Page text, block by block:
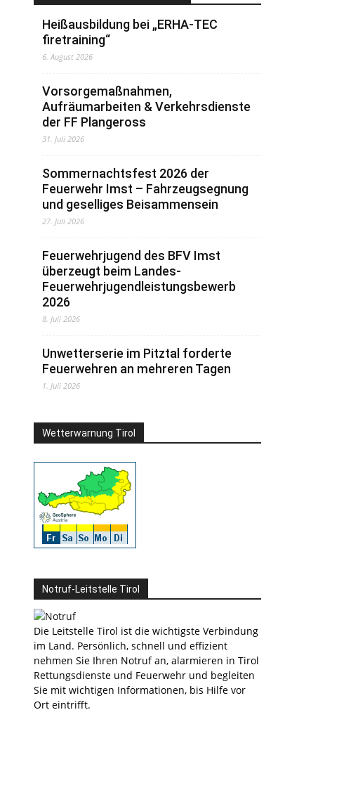
Heißausbildung bei „ERHA-TEC
firetraining“
6. August 2026
Vorsorgemaßnahmen,
Aufräumarbeiten & Verkehrsdienste
der FF Plangeross
31. Juli 2026
Sommernachtsfest 2026 der
Feuerwehr Imst – Fahrzeugsegnung
und geselliges Beisammensein
27. Juli 2026
Feuerwehrjugend des BFV Imst
überzeugt beim Landes-
Feuerwehrjugendleistungsbewerb
2026
8. Juli 2026
Unwetterserie im Pitztal forderte
Feuerwehren an mehreren Tagen
1. Juli 2026
Wetterwarnung Tirol
Notruf-Leitstelle Tirol
Die Leitstelle Tirol ist die wichtigste Verbindung
im Land. Persönlich, schnell und effizient
nehmen Sie Ihren Notruf an, alarmieren in Tirol
Rettungsdienste und Feuerwehr und begleiten
Sie mit wichtigen Informationen, bis Hilfe vor
Ort eintrifft.